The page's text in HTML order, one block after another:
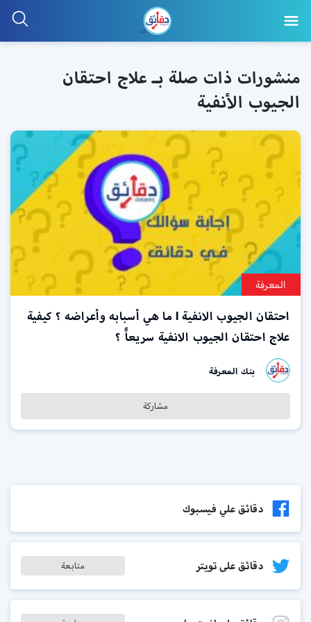
منشورات ذات صلة بـ علاج احتقان
الجيوب الأنفية
المعرفة
احتقان الجيوب الانفية l ما هي أسبابه وأعراضه ؟ كيفية
علاج احتقان الجيوب الانفية سريعاًَ ؟
بنك المعرفة
مشاركة
دقائق علي فيسبوك
دقائق على تويتر متابعة